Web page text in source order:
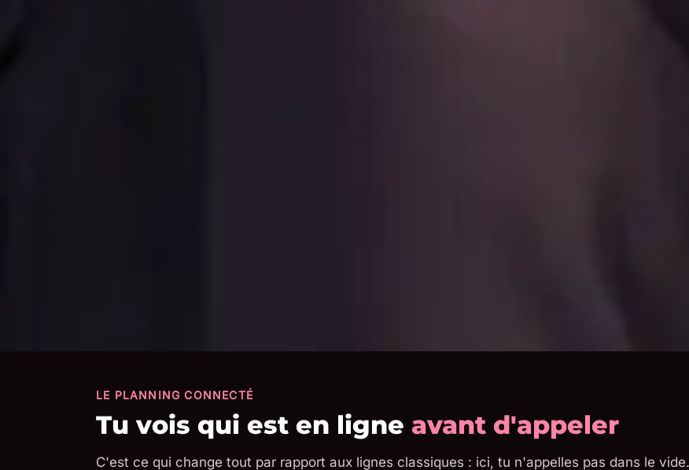
LE PLANNING CONNECTÉ
Tu vois qui est en ligne avant d'appeler
C'est ce qui change tout par rapport aux lignes classiques : ici, tu n'appelles pas dans le